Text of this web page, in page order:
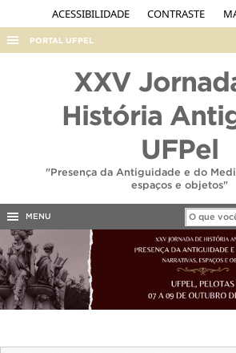
ACESSIBILIDADE CONTRASTE
PORTAL UFPEL
EDITAIS
INTERNACIONAL
OUVIDORIA
PORTARIAS
TELEFONES
XXV
História
UFPel
"Presença da Antiguidade e do
espaços e objetos"
MENU